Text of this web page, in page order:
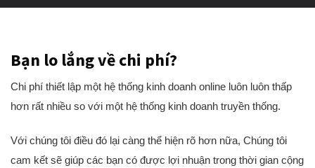
Bạn lo lắng về chi phí?
Chi phí thiết lập một hệ thống kinh doanh online luôn luôn thấp
hơn rất nhiều so với một hệ thống kinh doanh truyền thống.
Với chúng tôi điều đó lại càng thể hiện rõ hơn nữa, Chúng tôi
cam kết sẽ giúp các bạn có được lợi nhuận trong thời gian cộng